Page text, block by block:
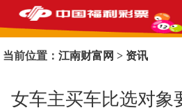
当前位置：江南财富网 > 资讯
女车主买车比选对象